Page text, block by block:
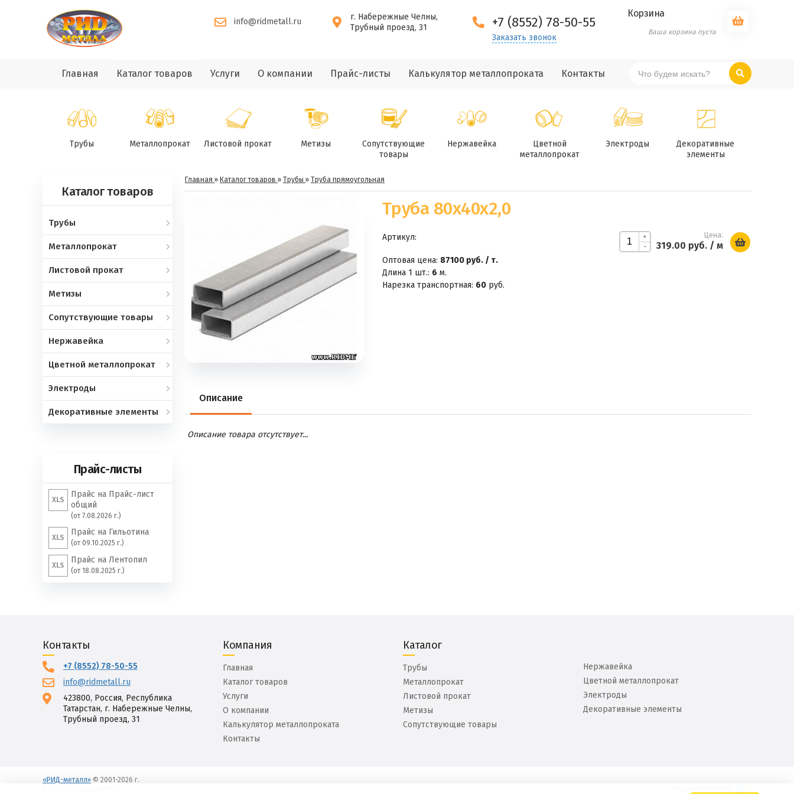
info@ridmetall.ru
г. Набережные Челны,
Трубный проезд, 31
+7 (8552) 78-50-55
Заказать звонок
Корзина
Ваша корзина пуста
Главная Каталог товаров Услуги О компании Прайс-листы Калькулятор металлопроката Контакты
Трубы Металлопрокат Листовой прокат Метизы
Сопутствующие
товары
Нержавейка
Цветной
металлопрокат
Электроды
Декоративные
элементы
Каталог товаров
Трубы
Металлопрокат
Листовой прокат
Метизы
Сопутствующие товары
Нержавейка
Цветной металлопрокат
Электроды
Декоративные элементы
Прайс-листы
XLS
Прайс на Прайс-лист
общий
(от 7.08.2026 г.)
XLS
Прайс на Гильотина
(от 09.10.2025 г.)
XLS
Прайс на Лентопил
(от 18.08.2025 г.)
Главная » Каталог товаров » Трубы » Труба прямоугольная
Труба 80х40х2,0
+
-
Цена:
319.00 руб./ м
Артикул:
Оптовая цена: 87100 руб. / т.
Длина 1 шт.: 6 м.
Нарезка транспортная: 60руб.
Описание
Описание товара отсутствует...
Контакты
+7 (8552) 78-50-55
info@ridmetall.ru
423800, Россия, Республика
Татарстан, г. Набережные Челны,
Трубный проезд, 31
Компания
Главная
Каталог товаров
Услуги
О компании
Калькулятор металлопроката
Контакты
Каталог
Трубы
Металлопрокат
Листовой прокат
Метизы
Сопутствующие товары
Нержавейка
Цветной металлопрокат
Электроды
Декоративные элементы
«РИД-металл» © 2001-2026 г.